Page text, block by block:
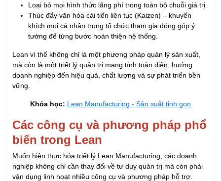
Loại bỏ mọi hình thức lãng phí trong toàn bộ chuỗi giá trị.
Thúc đẩy văn hóa cải tiến liên tục (Kaizen) – khuyến
khích mọi cá nhân trong tổ chức tham gia đóng góp ý
tưởng để từng bước hoàn thiện hệ thống.
Lean vì thế không chỉ là một phương pháp quản lý sản xuất,
mà còn là một triết lý quản trị mang tính toàn diện, hướng
doanh nghiệp đến hiệu quả, chất lượng và sự phát triển bền
vững.
Khóa học: Lean Manufacturing - Sản xuất tinh gọn
Các công cụ và phương pháp phổ
biến trong Lean
Muốn hiện thực hóa triết lý Lean Manufacturing, các doanh
nghiệp không chỉ cần thay đổi về tư duy quản trị mà còn phải
vận dụng linh hoạt nhiều công cụ và phương pháp hỗ trợ.